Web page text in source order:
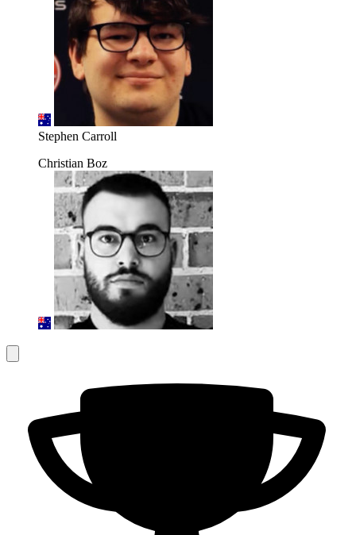
Stephen Carroll
Christian Boz